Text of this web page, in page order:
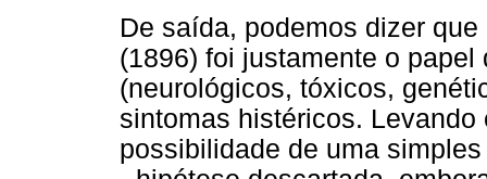
De saída, podemos dizer
(1896) foi justamente o
(neurológicos, tóxicos,
sintomas histéricos.
possibilidade de uma